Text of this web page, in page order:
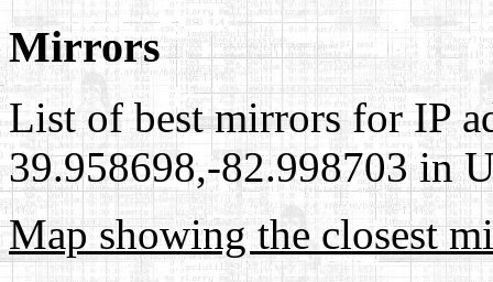
Mirrors
List of best mirrors for IP
39.958698,-82.998703 in
Map showing the closest